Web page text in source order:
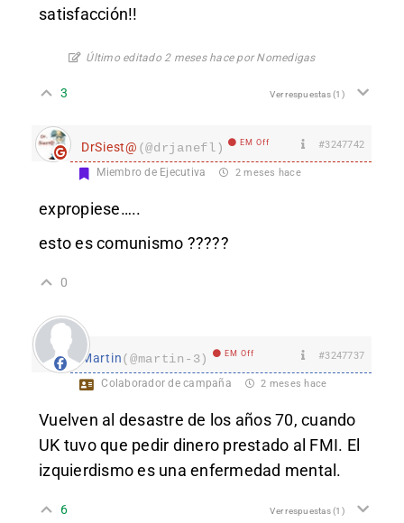
satisfacción!!
Último editado 2 meses hace por Nomedigas
3 Ver respuestas(1)
DrSiest@ (@drjanefl) EM Off #3247742
Miembro de Ejecutiva 2 meses hace
expropiese…..
esto es comunismo ?????
0
Martin(@martin-3) EM Off #3247737
Colaborador de campaña 2 meses hace
Vuelven al desastre de los años 70, cuando
UK tuvo que pedir dinero prestado al FMI. El
izquierdismo es una enfermedad mental.
6 Ver respuestas(1)